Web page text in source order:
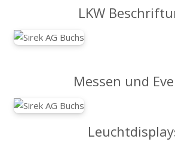
LKW
Messen und